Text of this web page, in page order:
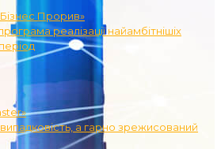
Прорив»
реалізації найамбітнішіх
а гарно зрежисований